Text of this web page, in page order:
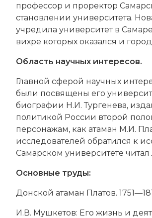
профессор и проректор
становлении университета.
учредила университет в
вихре которых оказался и
Область научных интересов.
Главной сферой научных
были посвящены его
биографии Н.И. Тургенева,
политикой России второй
персонажам, как атаман М.И.
исследователей обратился к
Самарском университете
Основные труды:
Донской атаман Платов.
И.В. Мушкетов: Его жизнь и